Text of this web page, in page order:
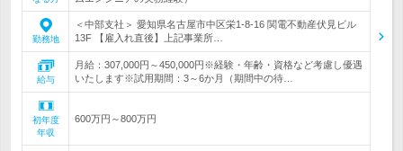
勤務地
＜中部支社＞ 愛知県名古屋市中区栄1-8-16 関電不動産伏見ビル
13F 【雇入れ直後】上記事業所…
給与
月給：307,000円～450,000円※経験・年齢・資格など考慮し優遇
いたします※試用期間：3～6か月（期間中の待…
初年度
年収
600万円～800万円